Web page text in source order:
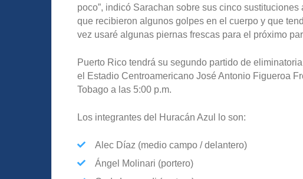
poco”, indicó Sarachan sobre sus cinco
que recibieron algunos golpes en el cuerpo y que
vez usaré algunas piernas frescas para el próximo
Puerto Rico tendrá su segundo partido de
el Estadio Centroamericano José Antonio Figueroa
Tobago a las 5:00 p.m.
Los integrantes del Huracán Azul lo son:
Alec Díaz (medio campo / delantero)
Ángel Molinari (portero)